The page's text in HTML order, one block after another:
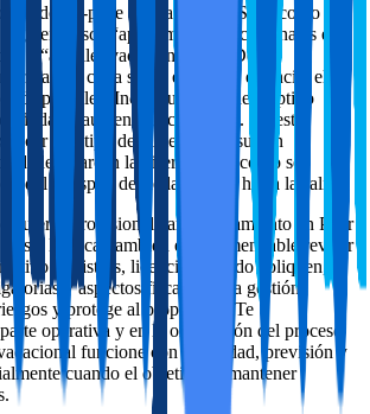
on-page ayuda tanto al SEO como a la
busca “apartamentos vacacionales en
o “alquiler vacacional Pilar De La
clara sobre el tipo de estancia, el
disponibles. Incluir un texto descriptivo
dudas y aumenta la confianza. En estas
qué tipo de viviendas se suelen
marcan la diferencia, y cómo se
del huésped desde la reserva hasta la salida.
o quieres profesionalizar tu alojamiento en Pilar
Blanca, también es recomendable revisar
registros, licencias cuando apliquen,
y aspectos fiscales. Una gestión
y protege al propietario. Te
operativa y en la orientación del proceso
funcione con seguridad, previsión y
cuando el objetivo es mantener